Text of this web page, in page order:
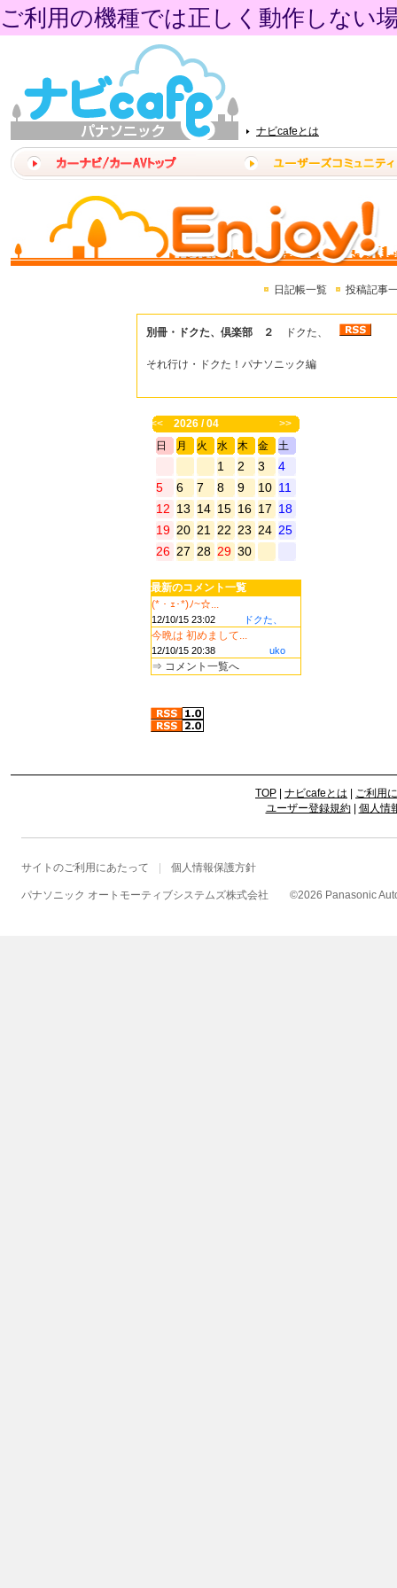
ご利用の機種では正しく動作しない
ナビcafeとは
日記帳一覧 投稿記事
別冊・ドクた、倶楽部 ２ ドクた、
それ行け・ドクた！パナソニック編
<< 2026 / 04
>>
日
月 火 水 木 金 土
1 2 3
4
5
6 7 8 9 10 11
12 13 14 15 16 17 18
19 20 21 22 23 24 25
26 27 28 29 30
最新のコメント一覧
(*・ｪ･*)ﾉ~☆...
12/10/15 23:02 ドクた、
今晩は 初めまして...
12/10/15 20:38 uko
⇒ コメント一覧へ
TOP ナビcafeとは
ご利用
ユーザー登録規約| 個人情
サイトのご利用にあたって 個人情報保護方針
パナソニック オートモーティブシステムズ株式会社 ©2026 Panasonic